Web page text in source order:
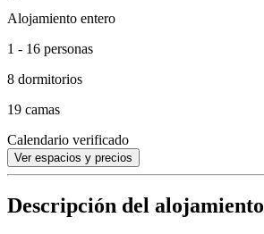
Alojamiento entero
1 - 16 personas
8 dormitorios
19 camas
Calendario verificado
Ver espacios y precios
Descripción del alojamiento